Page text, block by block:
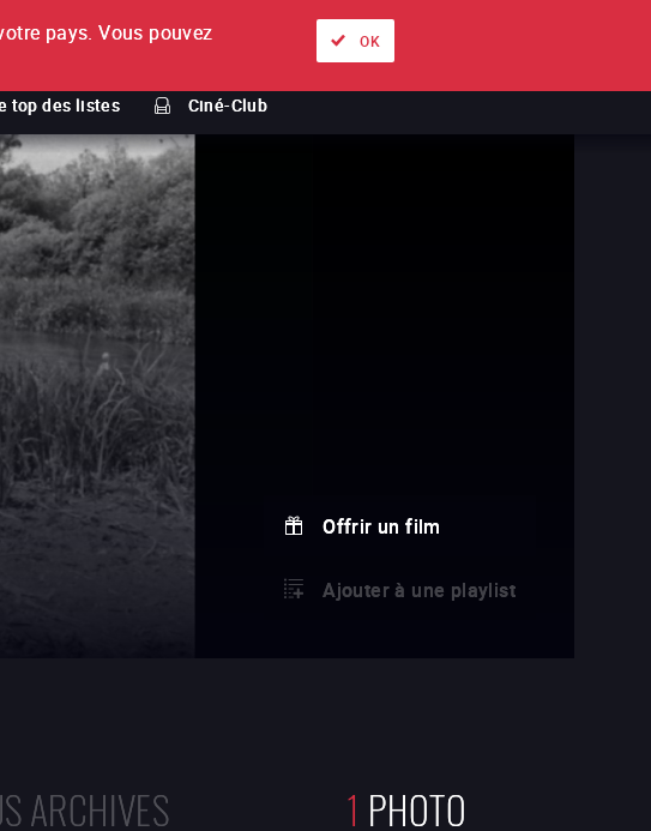
top des listes Ciné-Club
À propos Nos offres
Offrir un film
Ajouter à une playlist
ARCHIVES 1 PHOTO
pays. Vous pouvez
OK